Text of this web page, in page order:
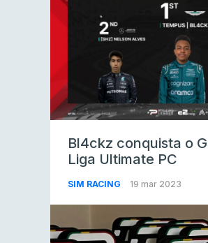
Bl4ckz conquista o
Liga Ultimate PC
SIM RACING 19 mar 2023